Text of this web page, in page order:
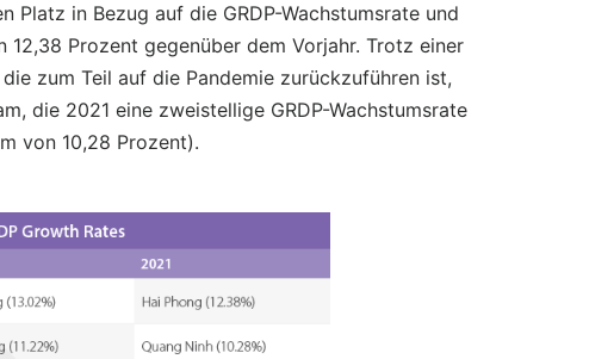
Platz in Bezug auf die GRDP-Wachstumsrate und
Prozent gegenüber dem Vorjahr. Trotz einer
zum Teil auf die Pandemie zurückzuführen ist,
die 2021 eine zweistellige GRDP-Wachstumsrate
von 10,28 Prozent).